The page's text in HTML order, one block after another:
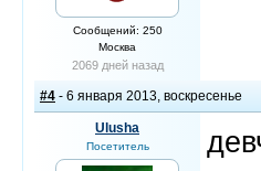
Сообщений: 250
Москва
2069 дней назад
#4 - 6 января 2013, воскресенье
Ulusha
Посетитель